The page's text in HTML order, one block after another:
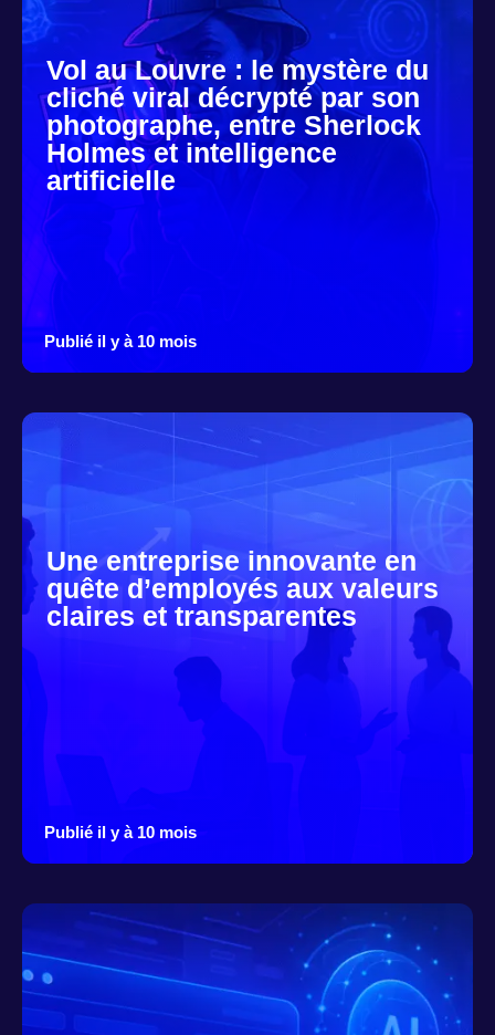
Vol au Louvre : le mystère du
cliché viral décrypté par son
photographe, entre Sherlock
Holmes et intelligence
artificielle
Publié il y à 10 mois
Une entreprise innovante en
quête d’employés aux valeurs
claires et transparentes
Publié il y à 10 mois